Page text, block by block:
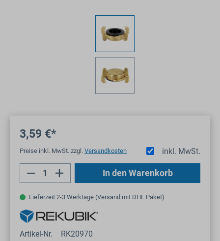
3,59 €*
inkl. MwSt.
Preise inkl. MwSt. zzgl. Versandkosten
Produkt Anzahl: Gib den gewünschten
In den Warenkorb
Lieferzeit 2-3 Werktage (Versand mit DHL Paket)
Artikel-Nr.
RK20970